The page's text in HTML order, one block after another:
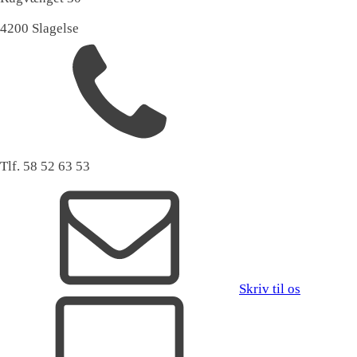
4200 Slagelse
Tlf. 58 52 63 53
Skriv til os